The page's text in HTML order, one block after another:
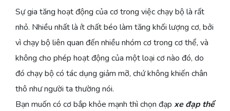
Sự gia tăng hoạt động của cơ trong việc chạy bộ là rất
nhỏ. Nhiều nhất là ít chất béo làm tăng khối lượng cơ, bởi
vì chạy bộ liên quan đến nhiều nhóm cơ trong cơ thể, và
không cho phép hoạt động của một loại cơ nào đó, do
đó chạy bộ có tác dụng giảm mỡ, chứ không khiến chân
thô như người ta thường nói.
Bạn muốn có cơ bắp khỏe mạnh thì chọn đạp xe đạp thể